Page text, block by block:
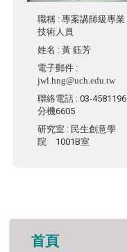
職稱 : 專案講師級專業
技術人員
姓名 :黃 鈺芳
電子郵件 :
jwl.hng@uch.edu.tw
聯絡電話 : 03-4581196
分機6605
研究室 : 民生創意學
院 1001B室
首頁